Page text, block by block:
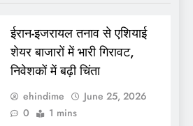
ईरान-इजरायल तनाव से एशियाई
शेयर बाजारों में भारी गिरावट,
निवेशकों में बढ़ी चिंता
ehindime
June 25, 2026
0
1 mins